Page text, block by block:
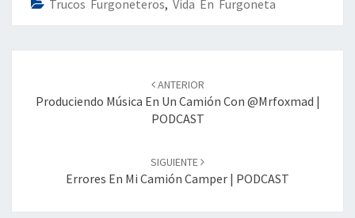
Trucos Furgoneteros, Vida En Furgoneta
entradas
ANTERIOR
Produciendo Música En Un Camión Con @mrfoxmad |
PODCAST
SIGUIENTE
Errores En Mi Camión Camper | PODCAST